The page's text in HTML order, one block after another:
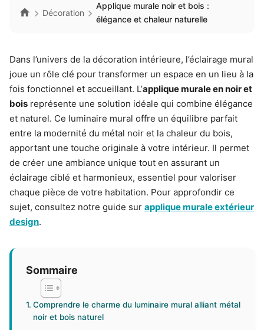
Décoration
Applique murale noir et bois :
élégance et chaleur naturelle
Dans l’univers de la décoration intérieure, l’éclairage mural
joue un rôle clé pour transformer un espace en un lieu à la
fois fonctionnel et accueillant. L’applique murale en noir et
bois représente une solution idéale qui combine élégance
et naturel. Ce luminaire mural offre un équilibre parfait
entre la modernité du métal noir et la chaleur du bois,
apportant une touche originale à votre intérieur. Il permet
de créer une ambiance unique tout en assurant un
éclairage ciblé et harmonieux, essentiel pour valoriser
chaque pièce de votre habitation. Pour approfondir ce
sujet, consultez notre guide sur applique murale extérieur
design.
Sommaire
Comprendre le charme du luminaire mural alliant métal
noir et bois naturel